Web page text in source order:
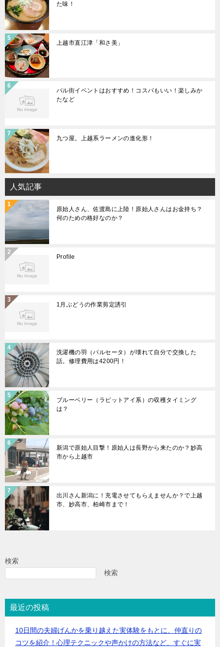
た味！
上越市直江津「和さ美」
バル街イベントはおすすめ！コスパもいい！楽しみか
たなど
九つ屋。上越系ラーメンの進化形！
人気記事
原始人さん、佐渡島に上陸！原始人さんはお金持ち？
何のための格好なのか？
Profile
1月ぶどうの作業剪定誘引
洗濯機の羽（パルセータ）が壊れて自分で交換した
話。修理費用は4200円！
ブルーベリー（ラビットアイ系）の収穫タイミング
は？
新潟で原始人目撃！原始人は長野から来たのか？妙高
市から上越市
出川さん新潟に！充電させてもらえませんか？で上越
市、妙高市、柏崎市まで！
検索
検索
最近の投稿
10日間の夫婦げんかを乗り越えた実体験をもとに、仲直りの
コツを紹介！心理テクニックや声かけの方法など、すぐに実